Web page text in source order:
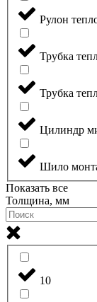
Рулон
Трубка
Трубка
Цилиндр
Шило
Показать все
Толщина, мм
10